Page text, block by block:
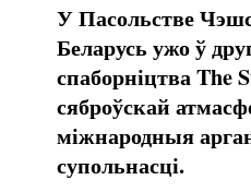
У Пасольстве
Беларусь ужо ў
спаборніцтваThe
сяброўскай
міжнародныя
супольнасці.